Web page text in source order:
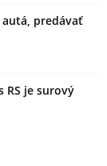
autá, predávať
RS je surový